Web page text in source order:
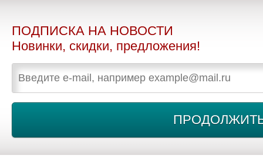
ПОДПИСКА НА НОВОСТИ
Новинки, скидки, предложения!